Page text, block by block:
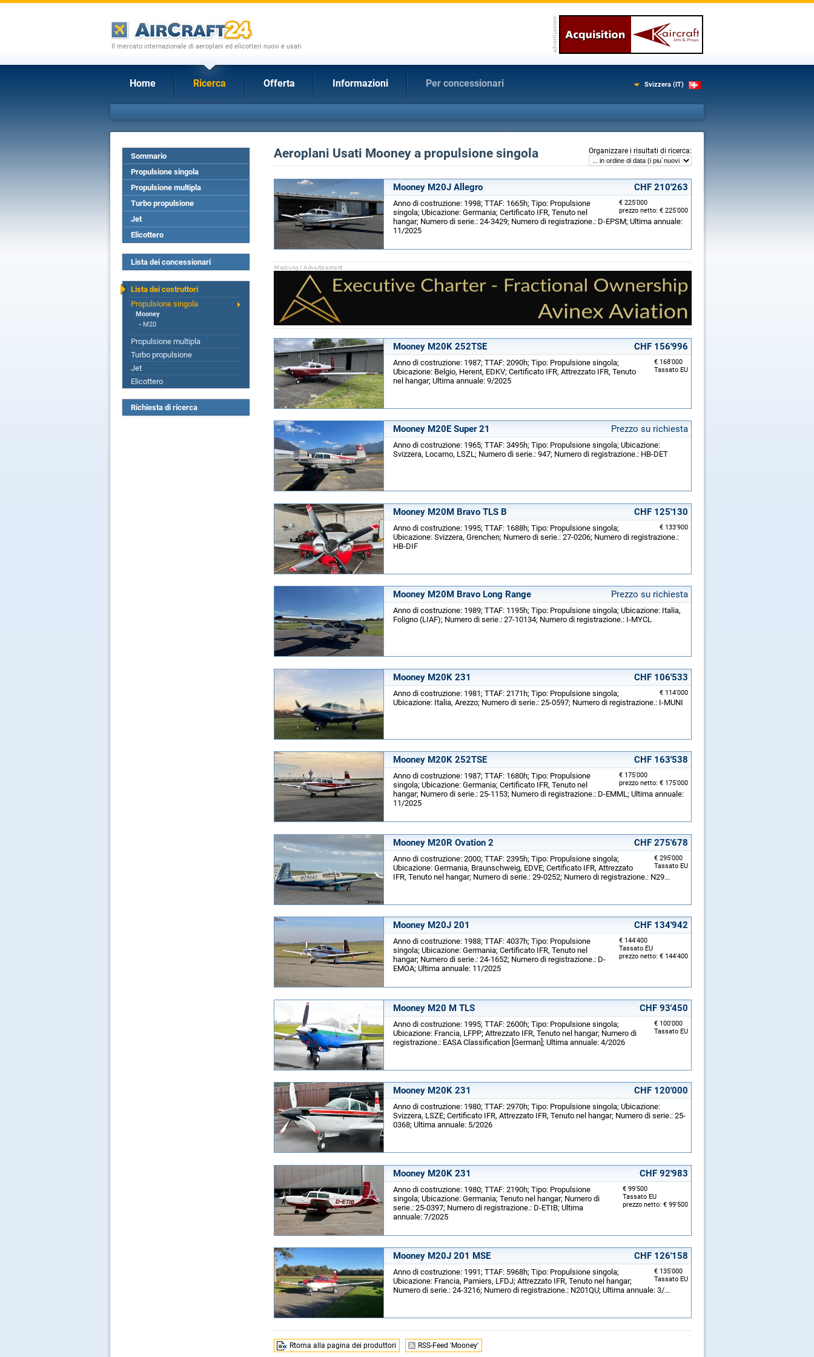
Il mercato internazionale di aeroplani ed elicotteri nuovi e usati
Home Ricerca Offerta Informazioni Per concessionari Svizzera (IT)
Sommario
Propulsione singola
Propulsione multipla
Turbo propulsione
Jet
Elicottero
Lista dei concessionari
Lista dei costruttori
Propulsione singola
Mooney
- M20
Propulsione multipla
Turbo propulsione
Jet
Elicottero
Richiesta di ricerca
Organizzare i risultati di ricerca:
Aeroplani Usati Mooney a propulsione singola
Mooney M20J Allegro CHF 210'263
€ 225'000
prezzo netto: € 225'000
Anno di costruzione: 1998; TTAF: 1665h; Tipo: Propulsione
singola; Ubicazione: Germania; Certificato IFR, Tenuto nel
hangar; Numero di serie.: 24-3429; Numero di registrazione.: D-EPSM; Ultima annuale:
11/2025
Mooney M20K 252TSE CHF 156'996
€ 168'000
Tassato EU
Anno di costruzione: 1987; TTAF: 2090h; Tipo: Propulsione singola;
Ubicazione: Belgio, Herent, EDKV; Certificato IFR, Attrezzato IFR, Tenuto
nel hangar; Ultima annuale: 9/2025
Mooney M20E Super 21 Prezzo su richiesta
Anno di costruzione: 1965; TTAF: 3495h; Tipo: Propulsione singola; Ubicazione:
Svizzera, Locarno, LSZL; Numero di serie.: 947; Numero di registrazione.: HB-DET
Mooney M20M Bravo TLS B CHF 125'130
€ 133'900
Anno di costruzione: 1995; TTAF: 1688h; Tipo: Propulsione singola;
Ubicazione: Svizzera, Grenchen; Numero di serie.: 27-0206; Numero di registrazione.:
HB-DIF
Mooney M20M Bravo Long Range Prezzo su richiesta
Anno di costruzione: 1989; TTAF: 1195h; Tipo: Propulsione singola; Ubicazione: Italia,
Foligno (LIAF); Numero di serie.: 27-10134; Numero di registrazione.: I-MYCL
Mooney M20K 231 CHF 106'533
€ 114'000
Anno di costruzione: 1981; TTAF: 2171h; Tipo: Propulsione singola;
Ubicazione: Italia, Arezzo; Numero di serie.: 25-0597; Numero di registrazione.: I-MUNI
Mooney M20K 252TSE CHF 163'538
€ 175'000
prezzo netto: € 175'000
Anno di costruzione: 1987; TTAF: 1680h; Tipo: Propulsione
singola; Ubicazione: Germania; Certificato IFR, Tenuto nel
hangar; Numero di serie.: 25-1153; Numero di registrazione.: D-EMML; Ultima annuale:
11/2025
Mooney M20R Ovation 2 CHF 275'678
€ 295'000
Tassato EU
Anno di costruzione: 2000; TTAF: 2395h; Tipo: Propulsione singola;
Ubicazione: Germania, Braunschweig, EDVE; Certificato IFR, Attrezzato
IFR, Tenuto nel hangar; Numero di serie.: 29-0252; Numero di registrazione.: N29...
Mooney M20J 201 CHF 134'942
€ 144'400
Tassato EU
prezzo netto: € 144'400
Anno di costruzione: 1988; TTAF: 4037h; Tipo: Propulsione
singola; Ubicazione: Germania; Certificato IFR, Tenuto nel
hangar; Numero di serie.: 24-1652; Numero di registrazione.: D-
EMOA; Ultima annuale: 11/2025
Mooney M20 M TLS CHF 93'450
€ 100'000
Tassato EU
Anno di costruzione: 1995; TTAF: 2600h; Tipo: Propulsione singola;
Ubicazione: Francia, LFPP; Attrezzato IFR, Tenuto nel hangar; Numero di
registrazione.: EASA Classification [German]; Ultima annuale: 4/2026
Mooney M20K 231 CHF 120'000
Anno di costruzione: 1980; TTAF: 2970h; Tipo: Propulsione singola; Ubicazione:
Svizzera, LSZE; Certificato IFR, Attrezzato IFR, Tenuto nel hangar; Numero di serie.: 25-
0368; Ultima annuale: 5/2026
Mooney M20K 231 CHF 92'983
€ 99'500
Tassato EU
prezzo netto: € 99'500
Anno di costruzione: 1980; TTAF: 2190h; Tipo: Propulsione
singola; Ubicazione: Germania; Tenuto nel hangar; Numero di
serie.: 25-0397; Numero di registrazione.: D-ETIB; Ultima
annuale: 7/2025
Mooney M20J 201 MSE CHF 126'158
€ 135'000
Tassato EU
Anno di costruzione: 1991; TTAF: 5968h; Tipo: Propulsione singola;
Ubicazione: Francia, Pamiers, LFDJ; Attrezzato IFR, Tenuto nel hangar;
Numero di serie.: 24-3216; Numero di registrazione.: N201QU; Ultima annuale: 3/...
Rtorna alla pagina dei produttori RSS-Feed 'Mooney'